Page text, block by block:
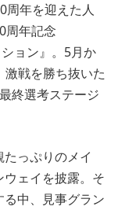
周年を迎えた人
周年記念
ョン』。5月か
戦を勝ち抜いた
終選考ステージ
っぷりのメイ
ェイを披露。そ
中、見事グラン